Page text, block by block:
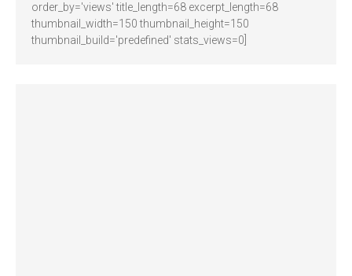
order_by='views' title_length=68 excerpt_length=68
thumbnail_width=150 thumbnail_height=150
thumbnail_build='predefined' stats_views=0]